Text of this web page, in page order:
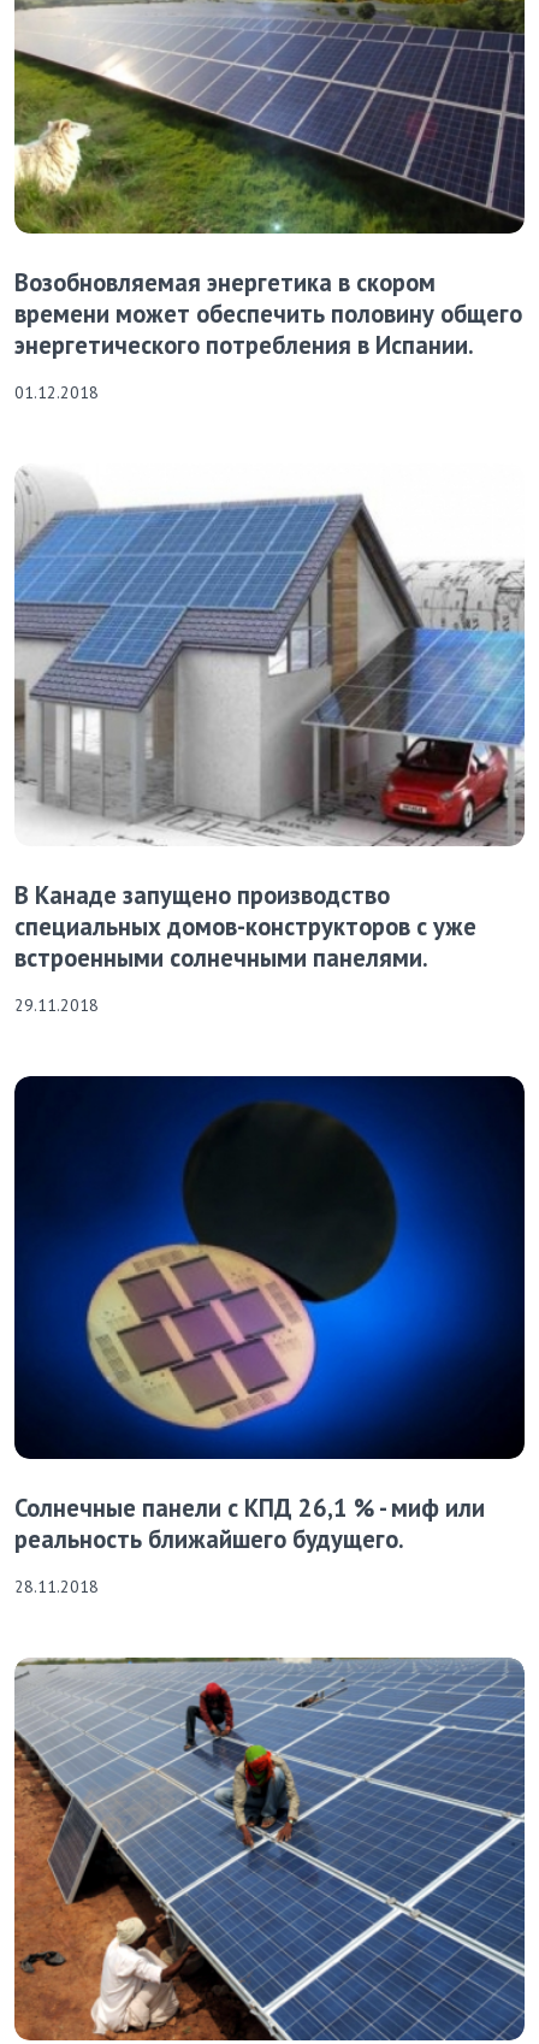
Возобновляемая энергетика в скором
времени может обеспечить половину общего
энергетического потребления в Испании.
01.12.2018
В Канаде запущено производство
специальных домов-конструкторов с уже
встроенными солнечными панелями.
29.11.2018
Солнечные панели с КПД 26,1 % - миф или
реальность ближайшего будущего.
28.11.2018